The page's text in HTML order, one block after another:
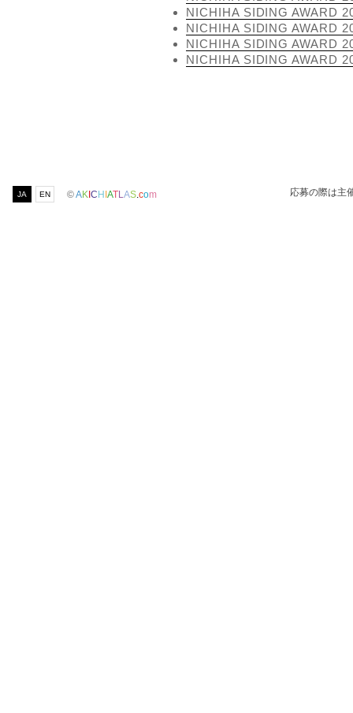
NICHIHA SIDING AWARD
NICHIHA SIDING AWARD
NICHIHA SIDING AWARD
NICHIHA SIDING AWARD
JA EN ©AK C H ATLAS.com 応募の際は主